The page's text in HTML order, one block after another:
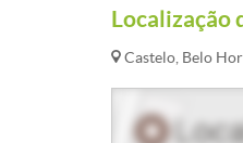
Localização
Castelo, Belo